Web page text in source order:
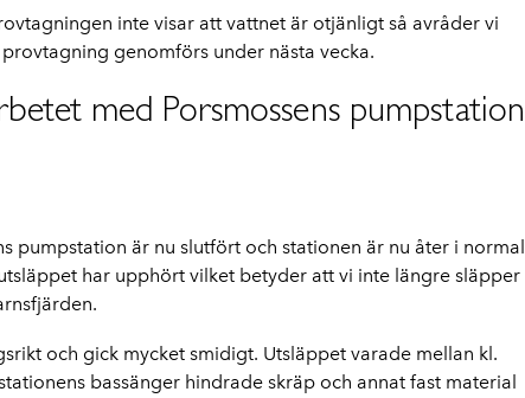
inte visar att vattnet är otjänligt så avråder vi
genomförs under nästa vecka.
med Porsmossens pumpstation
pumpstation är nu slutfört och stationen är nu åter i normal
har upphört vilket betyder att vi inte längre släpper
och gick mycket smidigt. Utsläppet varade mellan kl.
bassänger hindrade skräp och annat fast material